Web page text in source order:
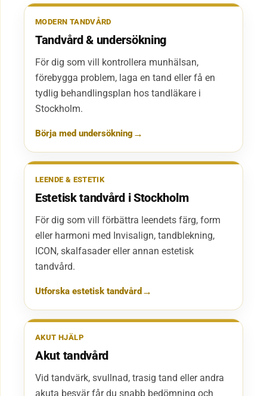
MODERN TANDVÅRD
Tandvård & undersökning
För dig som vill kontrollera munhälsan,
förebygga problem, laga en tand eller få en
tydlig behandlingsplan hos tandläkare i
Stockholm.
Börja med undersökning
LEENDE & ESTETIK
Estetisk tandvård i Stockholm
För dig som vill förbättra leendets färg, form
eller harmoni med Invisalign, tandblekning,
ICON, skalfasader eller annan estetisk
tandvård.
Utforska estetisk tandvård
AKUT HJÄLP
Akut tandvård
Vid tandvärk, svullnad, trasig tand eller andra
akuta besvär får du snabb bedömning och